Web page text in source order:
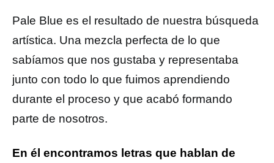
Pale Blue es el resultado de nuestra búsqueda
artística. Una mezcla perfecta de lo que
sabíamos que nos gustaba y representaba
junto con todo lo que fuimos aprendiendo
durante el proceso y que acabó formando
parte de nosotros.
En él encontramos letras que hablan de